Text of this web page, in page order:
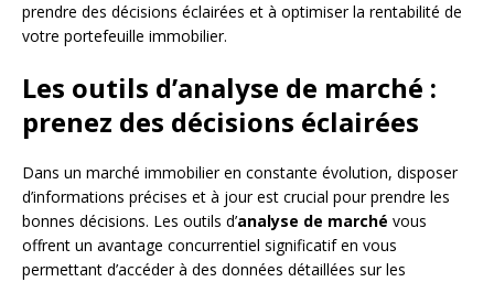
prendre des décisions éclairées et à optimiser la rentabilité de
votre portefeuille immobilier.
Les outils d’analyse de marché :
prenez des décisions éclairées
Dans un marché immobilier en constante évolution, disposer
d’informations précises et à jour est crucial pour prendre les
bonnes décisions. Les outils d’analyse de marché vous
offrent un avantage concurrentiel significatif en vous
permettant d’accéder à des données détaillées sur les